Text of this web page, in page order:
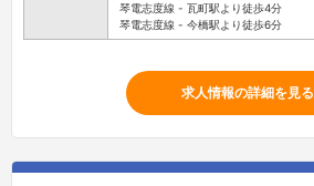
琴電志度線 - 瓦町駅より徒歩4分
琴電志度線 - 今橋駅より徒歩6分
求人情報の詳細を見る